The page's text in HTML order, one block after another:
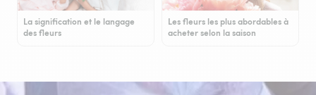
La signification et le langage
des fleurs
Les fleurs les plus abordables à
acheter selon la saison